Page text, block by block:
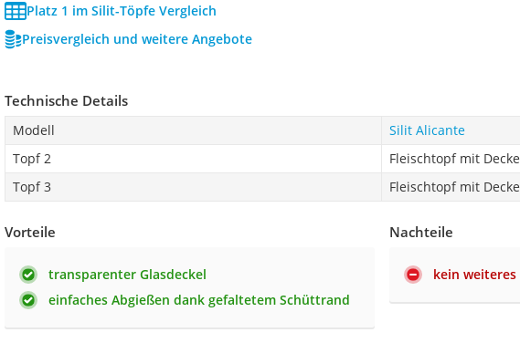
Platz 1 im Silit-Töpfe Vergleich
Preisvergleich und weitere Angebote
Technische Details
Modell
Silit Alicante
Topf 2
Fleischtopf mit
Topf 3
Fleischtopf mit
Vorteile
transparenter Glasdeckel
einfaches Abgießen dank gefaltetem Schüttrand
Nachteile
kein